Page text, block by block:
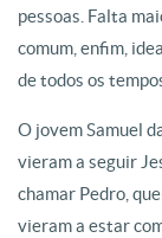
pessoas. Falta
comum, enfim,
de todos os
O jovem Samuel
vieram a seguir
chamar Pedro,
vieram a estar